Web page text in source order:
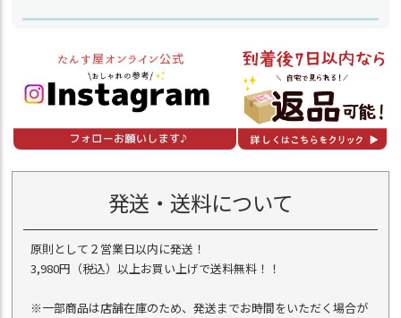
発送・送料について
原則として２営業日以内に発送！
3,980円（税込）以上お買い上げで送料無料！！
※一部商品は店舗在庫のため、発送までお時間をいただく場合が